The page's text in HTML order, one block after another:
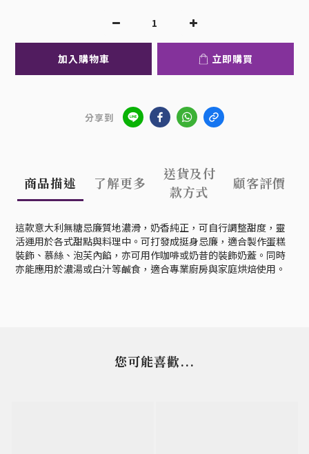
加入購物車 立即購買
分享到
商品描述 了解更多
送貨及付
款方式
顧客評價
這款意大利無糖忌廉質地濃滑，奶香純正，可自行調整甜度，靈
活運用於各式甜點與料理中。可打發成挺身忌廉，適合製作蛋糕
裝飾、慕絲、泡芙內餡，亦可用作咖啡或奶昔的裝飾奶蓋。同時
亦能應用於濃湯或白汁等鹹食，適合專業廚房與家庭烘焙使用。
您可能喜歡...